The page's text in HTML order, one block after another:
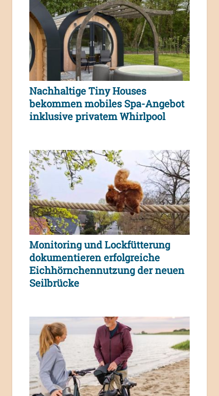
Nachhaltige Tiny Houses
bekommen mobiles Spa-Angebot
inklusive privatem Whirlpool
Monitoring und Lockfütterung
dokumentieren erfolgreiche
Eichhörnchennutzung der neuen
Seilbrücke